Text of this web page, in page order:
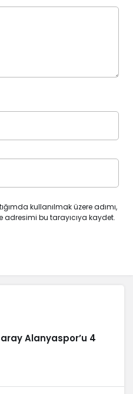
kullanılmak üzere adımı,
bu tarayıcıya kaydet.
Alanyaspor’u 4